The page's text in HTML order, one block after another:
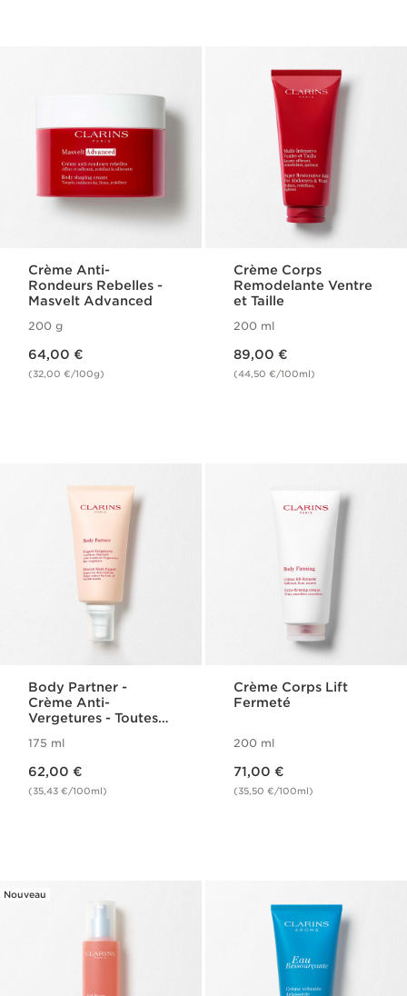
Crème Anti-
Rondeurs Rebelles -
Masvelt Advanced
200 g
64,00 €
(32,00 €/100g)
Crème Corps
Remodelante Ventre
et Taille
200 ml
89,00 €
(44,50 €/100ml)
Body Partner -
Crème Anti-
Vergetures - Toutes
175 ml
62,00 €
(35,43 €/100ml)
Crème Corps Lift
Fermeté
200 ml
71,00 €
(35,50 €/100ml)
Nouveau